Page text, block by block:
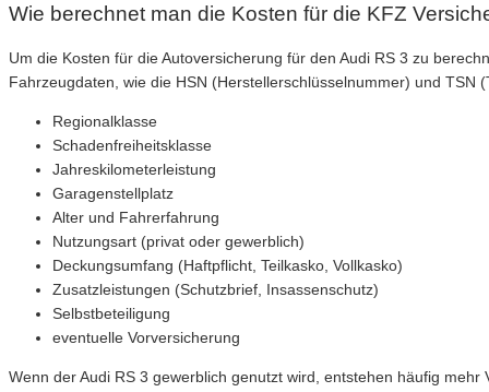
Wie berechnet man die Kosten für die KFZ
Um die Kosten für die Autoversicherung für den Audi RS 3 zu
Fahrzeugdaten, wie die HSN (Herstellerschlüsselnummer) und
Regionalklasse
Schadenfreiheitsklasse
Jahreskilometerleistung
Garagenstellplatz
Alter und Fahrerfahrung
Nutzungsart (privat oder gewerblich)
Deckungsumfang (Haftpflicht, Teilkasko, Vollkasko)
Zusatzleistungen (Schutzbrief, Insassenschutz)
Selbstbeteiligung
eventuelle Vorversicherung
Wenn der Audi RS 3 gewerblich genutzt wird, entstehen häufig